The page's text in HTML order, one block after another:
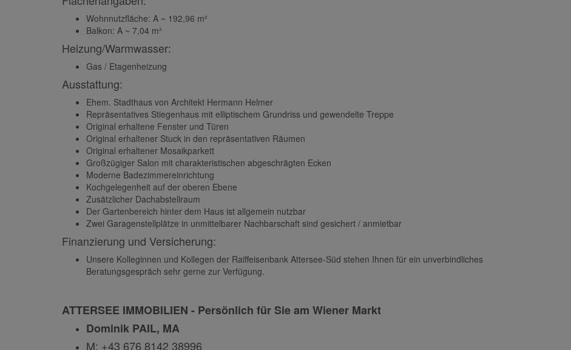
Gediegener Sofortbezug
Flächenangaben:
Wohnnutzfläche: A ~ 192,96 m²
Balkon: A ~ 7,04 m²
Heizung/Warmwasser:
Gas / Etagenheizung
Ausstattung:
Ehem. Stadthaus von Architekt Hermann Helmer
Repräsentatives Stiegenhaus mit elliptischem Grundriss und gewendelte Treppe
Original erhaltene Fenster und Türen
Original erhaltener Stuck in den repräsentativen Räumen
Original erhaltener Mosaikparkett
Großzügiger Salon mit charakteristischen abgeschrägten Ecken
Moderne Badezimmereinrichtung
Kochgelegenheit auf der oberen Ebene
Zusätzlicher Dachabstellraum
Der Gartenbereich hinter dem Haus ist allgemein nutzbar
Zwei Garagenstellplätze in unmittelbarer Nachbarschaft sind gesichert / anmietbar
Finanzierung und Versicherung:
ATTERSEE IMMOBILIEN - Persönlich für Sie am Wiener Markt